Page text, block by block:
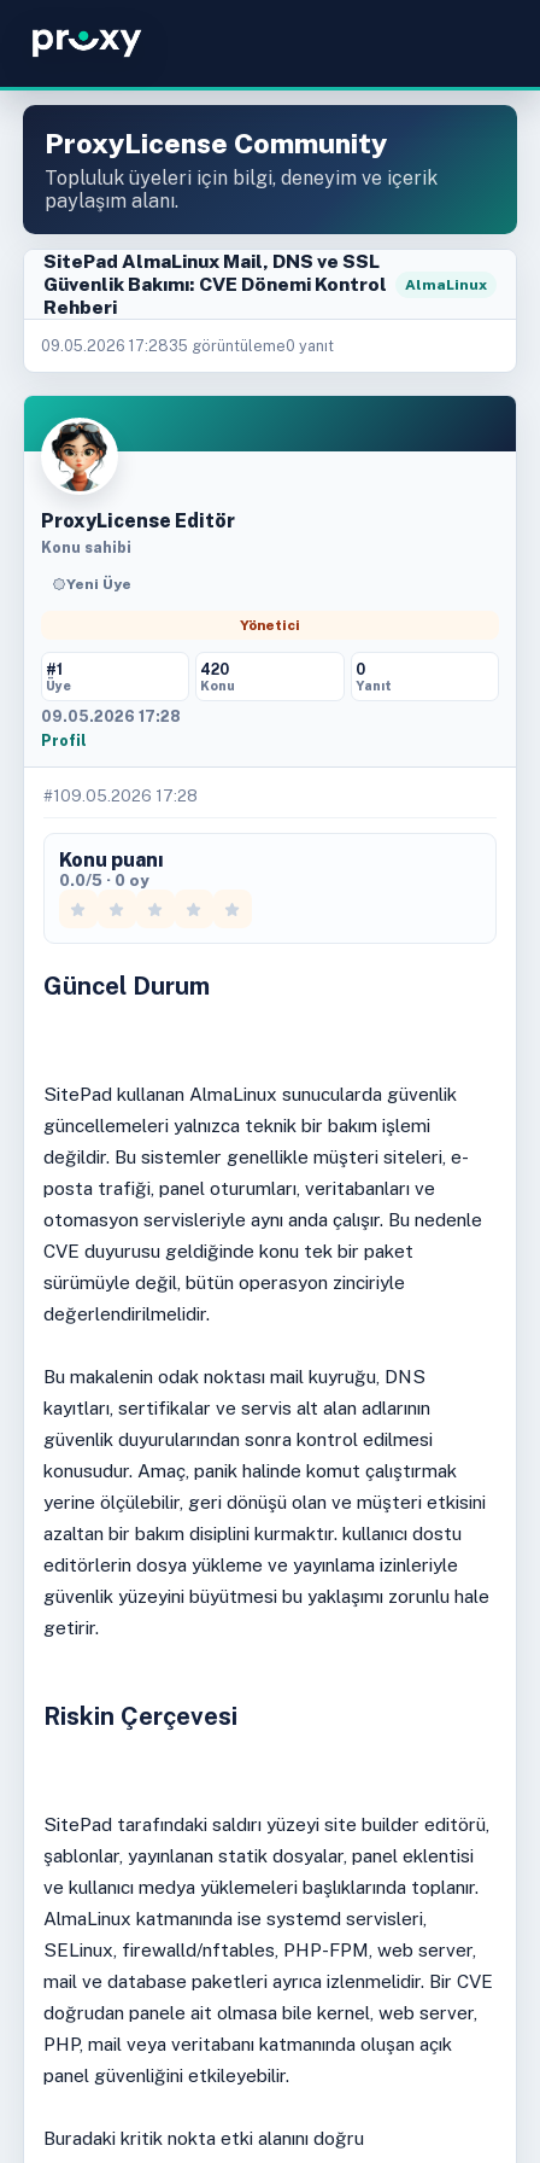
ProxyLicense Community
Topluluk üyeleri için bilgi, deneyim ve içerik
paylaşım alanı.
SitePad AlmaLinux Mail, DNS ve SSL
Güvenlik Bakımı: CVE Dönemi Kontrol
Rehberi
AlmaLinux
09.05.2026 17:2835 görüntüleme0 yanıt
ProxyLicense Editör
Konu sahibi
Yeni Üye
Yönetici
#1
Üye
420
Konu
0
Yanıt
09.05.2026 17:28
Profil
#1 09.05.2026 17:28
Konu puanı
0.0/5 · 0 oy
Güncel Durum
SitePad kullanan AlmaLinux sunucularda güvenlik
güncellemeleri yalnızca teknik bir bakım işlemi
değildir. Bu sistemler genellikle müşteri siteleri, e-
posta trafiği, panel oturumları, veritabanları ve
otomasyon servisleriyle aynı anda çalışır. Bu nedenle
CVE duyurusu geldiğinde konu tek bir paket
sürümüyle değil, bütün operasyon zinciriyle
değerlendirilmelidir.
Bu makalenin odak noktası mail kuyruğu, DNS
kayıtları, sertifikalar ve servis alt alan adlarının
güvenlik duyurularından sonra kontrol edilmesi
konusudur. Amaç, panik halinde komut çalıştırmak
yerine ölçülebilir, geri dönüşü olan ve müşteri etkisini
azaltan bir bakım disiplini kurmaktır. kullanıcı dostu
editörlerin dosya yükleme ve yayınlama izinleriyle
güvenlik yüzeyini büyütmesi bu yaklaşımı zorunlu hale
getirir.
Riskin Çerçevesi
SitePad tarafındaki saldırı yüzeyi site builder editörü,
şablonlar, yayınlanan statik dosyalar, panel eklentisi
ve kullanıcı medya yüklemeleri başlıklarında toplanır.
AlmaLinux katmanında ise systemd servisleri,
SELinux, firewalld/nftables, PHP-FPM, web server,
mail ve database paketleri ayrıca izlenmelidir. Bir CVE
doğrudan panele ait olmasa bile kernel, web server,
PHP, mail veya veritabanı katmanında oluşan açık
panel güvenliğini etkileyebilir.
Buradaki kritik nokta etki alanını doğru